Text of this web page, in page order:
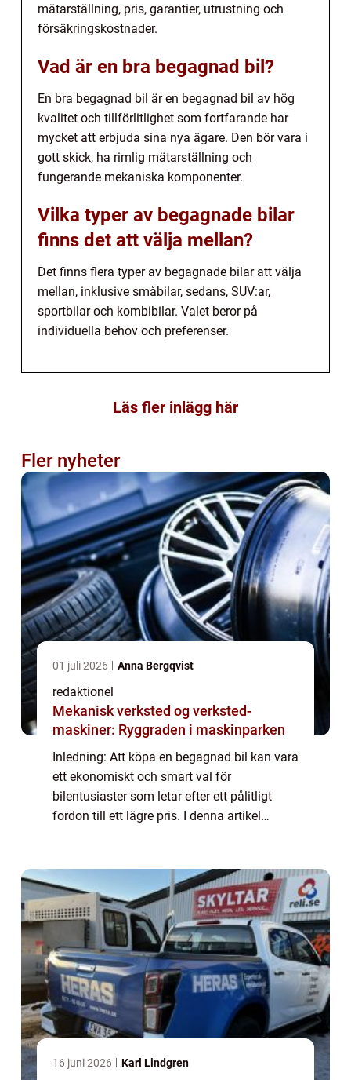
mätarställning, pris, garantier, utrustning och
försäkringskostnader.
Vad är en bra begagnad bil?
En bra begagnad bil är en begagnad bil av hög
kvalitet och tillförlitlighet som fortfarande har
mycket att erbjuda sina nya ägare. Den bör vara i
gott skick, ha rimlig mätarställning och
fungerande mekaniska komponenter.
Vilka typer av begagnade bilar
finns det att välja mellan?
Det finns flera typer av begagnade bilar att välja
mellan, inklusive småbilar, sedans, SUV:ar,
sportbilar och kombibilar. Valet beror på
individuella behov och preferenser.
Läs fler inlägg här
Fler nyheter
01 juli 2026 Anna Bergqvist
redaktionel
Mekanisk verksted og verksted-
maskiner: Ryggraden i maskinparken
Inledning: Att köpa en begagnad bil kan vara
ett ekonomiskt och smart val för
bilentusiaster som letar efter ett pålitligt
fordon till ett lägre pris. I denna artikel
16 juni 2026 Karl Lindgren